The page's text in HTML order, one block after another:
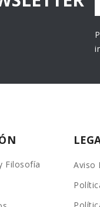
Filosofía
Aviso